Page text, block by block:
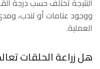
ووجود عتامات أو تندب،
العملية.
هل زراعة الحلقات